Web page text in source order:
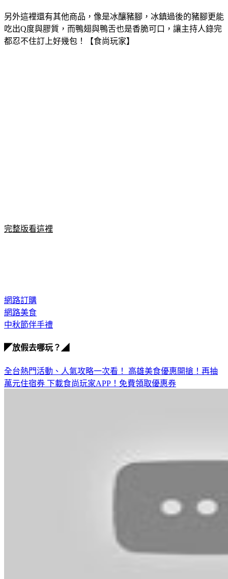
另外這裡還有其他商品，像是冰釀豬腳，冰鎮過後的豬腳更能
吃出Q度與膠質，而鴨翅與鴨舌也是香脆可口，讓主持人錄完
網路訂購
網路美食
全台熱門活動、人氣攻略一次看！高雄美食優惠開搶！再抽